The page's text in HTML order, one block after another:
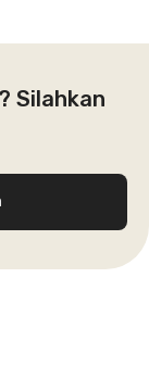
Silahkan